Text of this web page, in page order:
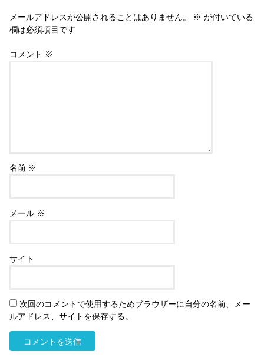
メールアドレスが公開されることはありません。 ※ が付いている
欄は必須項目です
コメント ※
名前 ※
メール ※
サイト
次回のコメントで使用するためブラウザーに自分の名前、メー
ルアドレス、サイトを保存する。